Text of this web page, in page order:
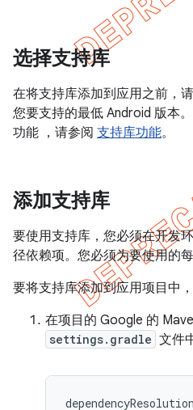
选择支持库
在将支持库添加到应用之前，
您要支持的最低 Android 版本
功能 ，请参阅 支持库功能。
添加支持库
要使用支持库，您必须在开发
径依赖项。您必须为要使用的
要将支持库添加到应用项目中
在项目的 Google 的
settings.gradle 文件